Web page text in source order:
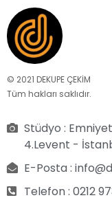
© 2021 DEKUPE ÇEKİM
Tüm hakları saklıdır.
Stüdyo :
4.Levent -
E-Posta :
Telefon : 0212